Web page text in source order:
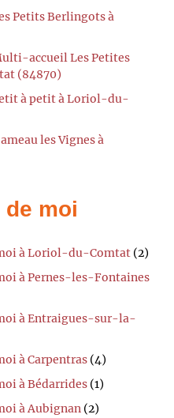
Petits Berlingots à
accueil Les Petites
(84870)
à petit à Loriol-du-
les Vignes à
moi
à Loriol-du-Comtat (2)
à Pernes-les-Fontaines
à Entraigues-sur-la-
à Carpentras (4)
à Bédarrides (1)
à Aubignan (2)